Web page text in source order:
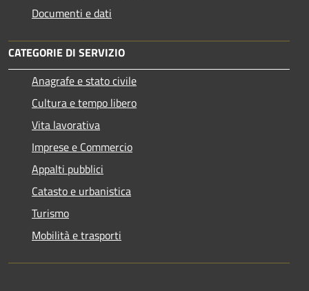
Documenti e dati
CATEGORIE DI SERVIZIO
Anagrafe e stato civile
Cultura e tempo libero
Vita lavorativa
Imprese e Commercio
Appalti pubblici
Catasto e urbanistica
Turismo
Mobilità e trasporti